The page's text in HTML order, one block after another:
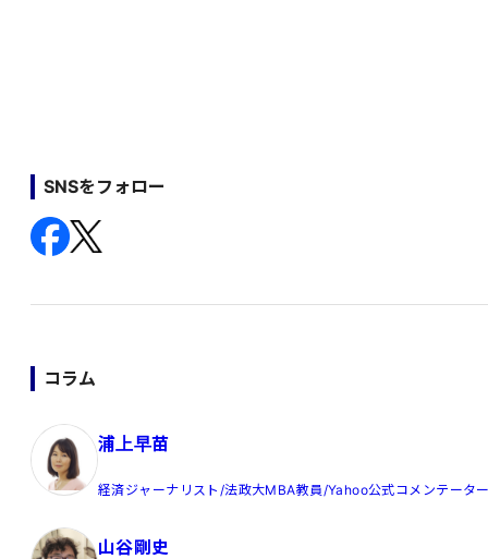
SNSをフォロー
コラム
浦上早苗
経済ジャーナリスト/法政大MBA教員/Yahoo公式コメンテータ
山谷剛史